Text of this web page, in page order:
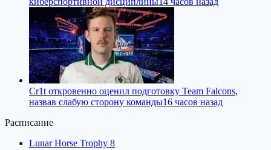
Cr1t откровенно оценил подготовку Team Falcons,
назвав слабую сторону команды16 часов назад
Расписание
Lunar Horse Trophy 8